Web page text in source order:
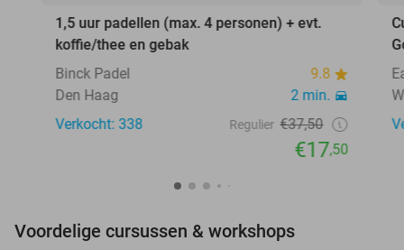
1,5 uur padellen (max. 4 personen) + evt.
koffie/thee en gebak
Binck Padel
9.8
Den Haag
2 min.
Verkocht: 338
Regulier €37,50
€17,50
Voordelige cursussen & workshops